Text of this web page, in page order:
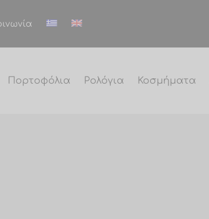
Πορτοφόλια Ρολόγια Κοσμήματα